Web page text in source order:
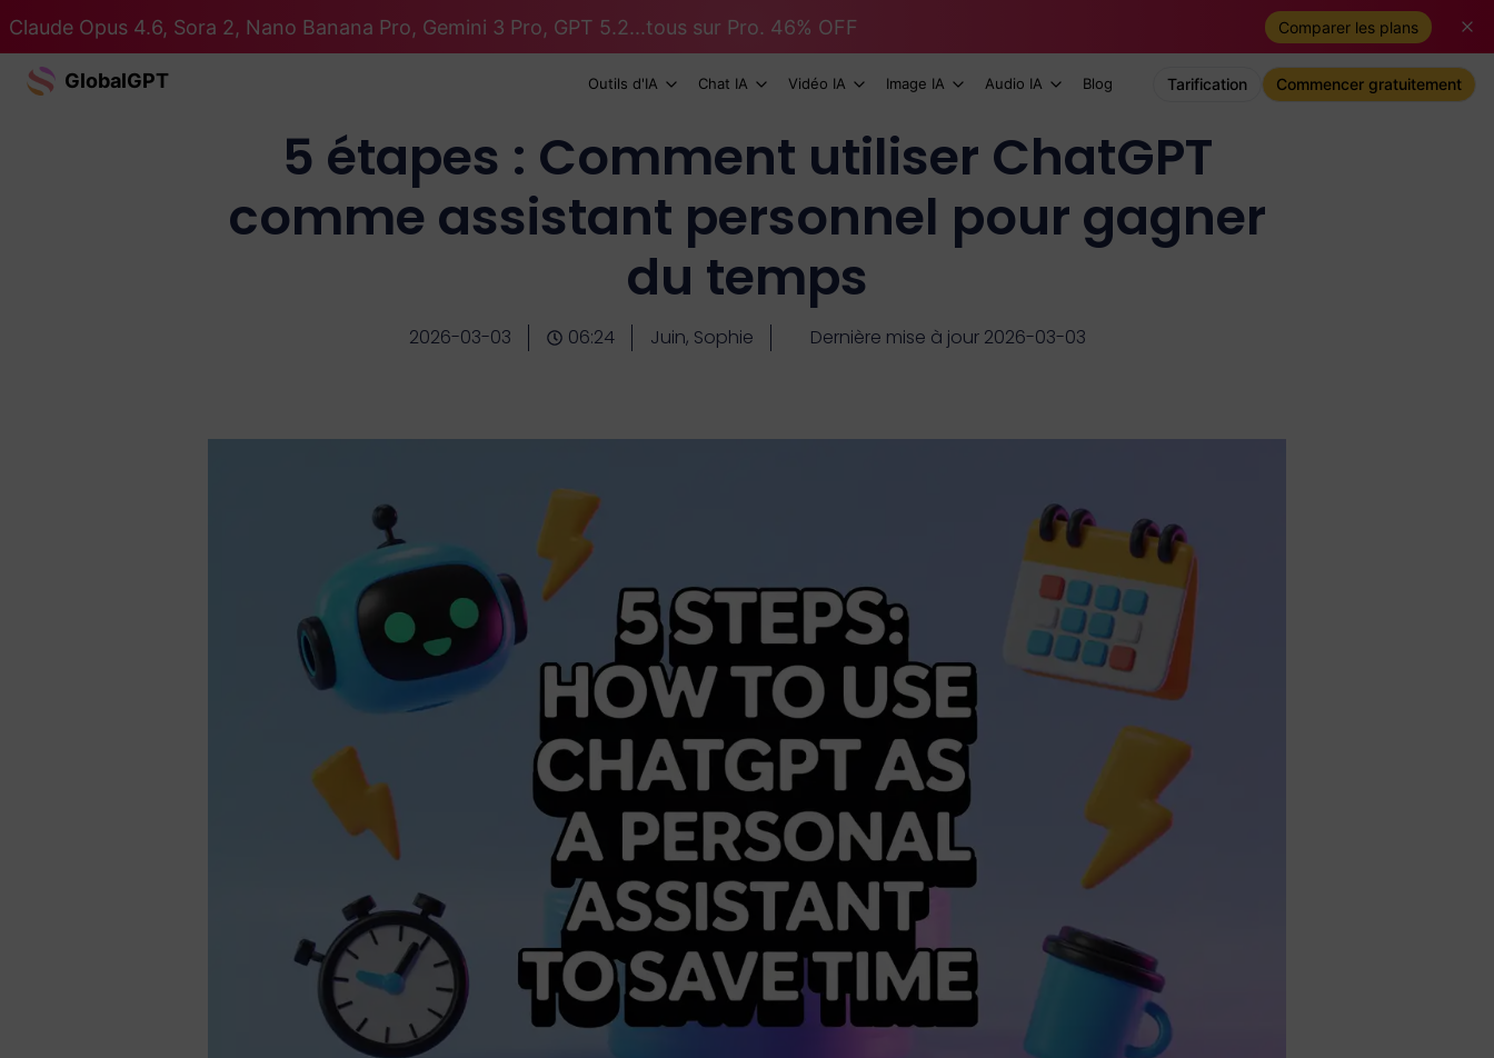
Claude Opus 4.6, Sora 2, Nano Banana Pro, Gemini 3 Pro, GPT 5.2...tous sur Pro. 46% OFF Comparer les plans
GlobalGPT Outils d'IA Chat IA Vidéo IA Image IA Audio IA Blog Tarification Commencer gratuitement
5 étapes : Comment utiliser ChatGPT
comme assistant personnel pour gagner
du temps
2026-03-03 06:24 Juin, Sophie Dernière mise à jour 2026-03-03